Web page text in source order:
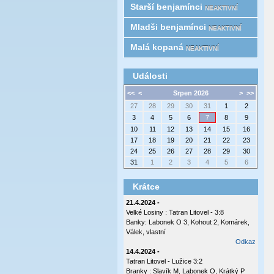
Starší benjamínci NEAKTIVNÍ
Mladši benjamínci NEAKTIVNÍ
Malá kopaná NEAKTIVNÍ
Události
<< < > >>
Srpen 2026
27
28 29 30 31 1
2
3
4 5 6 7 8
9
10
11 12 13 14 15
16
17
18 19 20 21 22
23
24
25 26 27 28 29
30
31
1 2 3 4 5 6
Krátce
21.4.2024 -
Velké Losiny : Tatran Litovel - 3:8
Banky: Labonek O 3, Kohout 2, Komárek,
Válek, vlastní
Odkaz
14.4.2024 -
Tatran Litovel - Lužice 3:2
Branky : Slavík M, Labonek O, Krátký P